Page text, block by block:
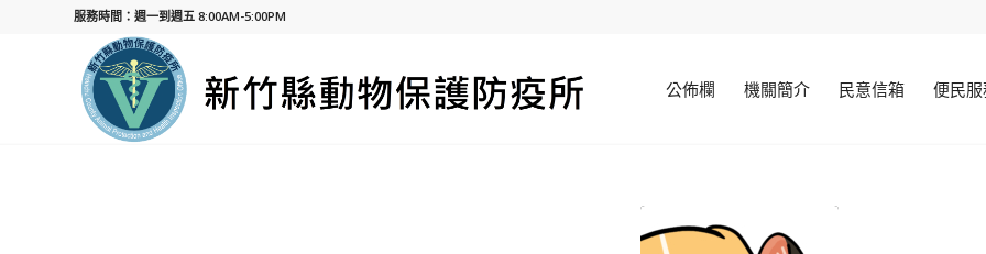
服務時間：週一到週五 8:00AM-5:00PM
公佈欄 機關簡介 民意信箱 便民